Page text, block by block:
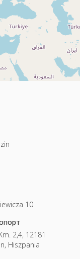
10
2,4, 12181
Hiszpania